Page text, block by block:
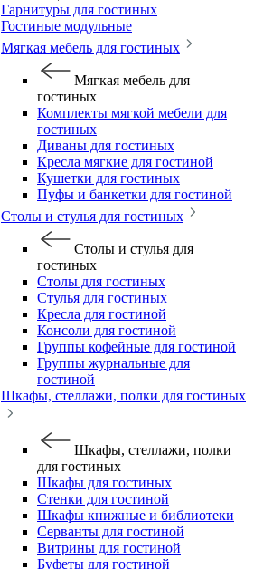
Гарнитуры для гостиных
Гостиные модульные
Мягкая мебель для гостиных
Мягкая мебель для
гостиных
Комплекты мягкой мебели для
гостиных
Диваны для гостиных
Кресла мягкие для гостиной
Кушетки для гостиных
Пуфы и банкетки для гостиной
Столы и стулья для гостиных
Столы и стулья для
гостиных
Столы для гостиных
Стулья для гостиных
Кресла для гостиной
Консоли для гостиной
Группы кофейные для гостиной
Группы журнальные для
гостиной
Шкафы, стеллажи, полки для гостиных
Шкафы, стеллажи, полки
для гостиных
Шкафы для гостиных
Стенки для гостиной
Шкафы книжные и библиотеки
Серванты для гостиной
Витрины для гостиной
Буфеты для гостиной